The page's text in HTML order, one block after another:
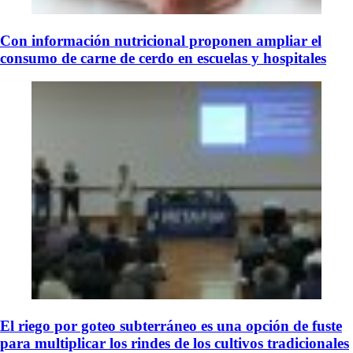
Con información nutricional proponen ampliar el
consumo de carne de cerdo en escuelas y hospitales
El riego por goteo subterráneo es una opción de fuste
para multiplicar los rindes de los cultivos tradicionales